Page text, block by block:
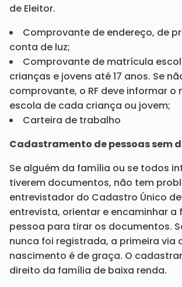
de Eleitor.
Comprovante de endereço, de
conta de luz;
Comprovante de matrícula
crianças e jovens até 17 anos. Se
comprovante, o RF deve informar o
escola de cada criança ou jovem;
Carteira de trabalho
Cadastramento de pessoas sem
Se alguém da família ou se todos
tiverem documentos, não tem
entrevistador do Cadastro Único
entrevista, orientar e encaminhar a
pessoa para tirar os documentos.
nunca foi registrada, a primeira via
nascimento é de graça. O
direito da família de baixa renda.